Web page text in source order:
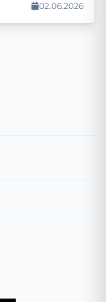
02.06.2026